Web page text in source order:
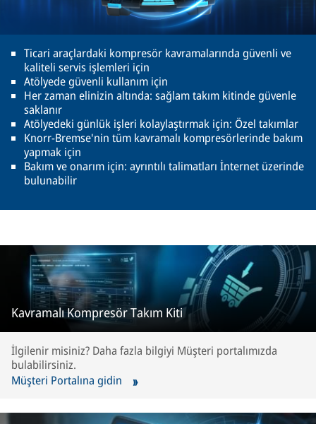
Ticari araçlardaki kompresör kavramalarında güvenli ve
kaliteli servis işlemleri için
Atölyede güvenli kullanım için
Her zaman elinizin altında: sağlam takım kitinde güvenle
saklanır
Atölyedeki günlük işleri kolaylaştırmak için: Özel takımlar
Knorr-Bremse'nin tüm kavramalı kompresörlerinde bakım
yapmak için
Bakım ve onarım için: ayrıntılı talimatları İnternet üzerinde
bulunabilir
Kavramalı Kompresör Takım Kiti
İlgilenir misiniz? Daha fazla bilgiyi Müşteri portalımızda
bulabilirsiniz.
Müşteri Portalına gidin